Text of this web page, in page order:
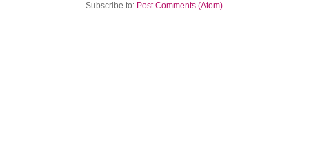
Subscribe to: Post Comments (Atom)